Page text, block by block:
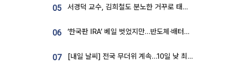
05 서경덕 교수, 김희철도 분노한 거꾸로 태극기⋯"엉터리는 아냐, 아쉬울 뿐"
06 ‘한국판 IRA’ 베일 벗었지만…반도체·배터리 업계 “시행령이 관건”
07 [내일 날씨] 전국 무더위 계속…10일 낮 최고 34도 육박